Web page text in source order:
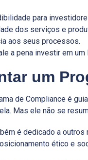
para
dos serviços e
aos seus processos.
a pena investir em um
um
de Compliance é
Mas ele não se
é dedicado a
ético e